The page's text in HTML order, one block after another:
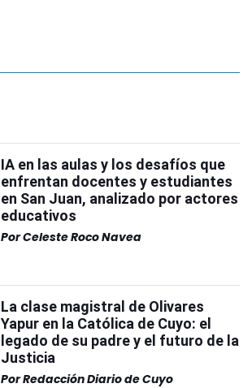
IA en las aulas y los desafíos que
enfrentan docentes y estudiantes
en San Juan, analizado por actores
educativos
PorCeleste Roco Navea
La clase magistral de Olivares
Yapur en la Católica de Cuyo: el
legado de su padre y el futuro de la
Justicia
PorRedacción Diario de Cuyo